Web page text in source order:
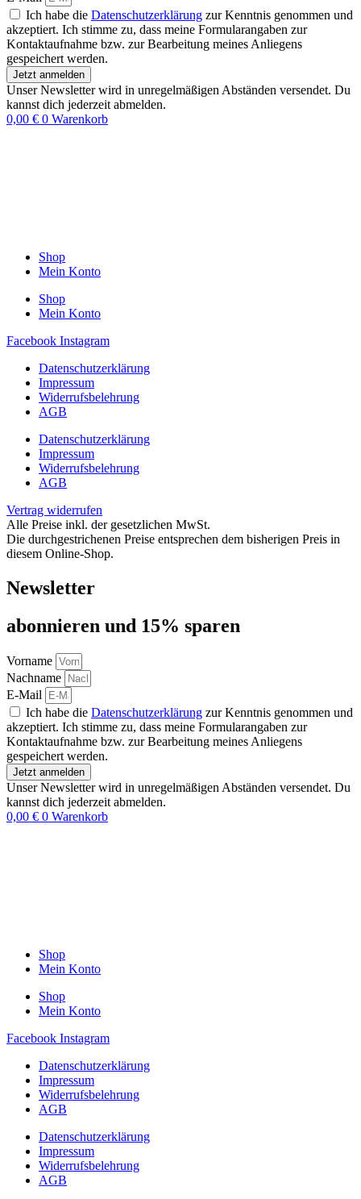
Ich habe die Datenschutzerklärung zur Kenntnis genommen und
akzeptiert. Ich stimme zu, dass meine Formularangaben zur
Kontaktaufnahme bzw. zur Bearbeitung meines Anliegens
gespeichert werden.
Jetzt anmelden
Unser Newsletter wird in unregelmäßigen Abständen versendet. Du
kannst dich jederzeit abmelden.
0,00 € 0 Warenkorb
Shop
Mein Konto
Shop
Mein Konto
Facebook Instagram
Datenschutzerklärung
Impressum
Widerrufsbelehrung
AGB
Datenschutzerklärung
Impressum
Widerrufsbelehrung
AGB
Vertrag widerrufen
Alle Preise inkl. der gesetzlichen MwSt.
Die durchgestrichenen Preise entsprechen dem bisherigen Preis in
diesem Online-Shop.
Newsletter
abon­nie­ren und 15% sparen
Vorname
Nachname
E-Mail
Ich habe die Datenschutzerklärung zur Kenntnis genommen und
akzeptiert. Ich stimme zu, dass meine Formularangaben zur
Kontaktaufnahme bzw. zur Bearbeitung meines Anliegens
gespeichert werden.
Jetzt anmelden
Unser Newsletter wird in unregelmäßigen Abständen versendet. Du
kannst dich jederzeit abmelden.
0,00 € 0 Warenkorb
Shop
Mein Konto
Shop
Mein Konto
Facebook Instagram
Datenschutzerklärung
Impressum
Widerrufsbelehrung
AGB
Datenschutzerklärung
Impressum
Widerrufsbelehrung
AGB